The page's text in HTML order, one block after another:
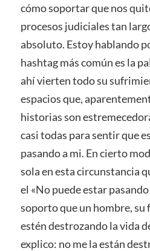
cómo soportar que nos
procesos judiciales tan
absoluto. Estoy hablando
hashtag más común es la
ahí vierten todo su
espacios que,
historias son
casi todas para sentir que
pasando a mi. En cierto
sola en esta circunstancia
el «No puede estar
soporto que un hombre, su
estén destrozando la vida
explico: no me la están